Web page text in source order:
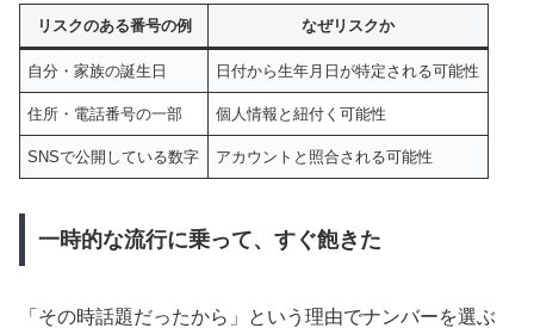
リスクのある番号の例 なぜリスクか
自分・家族の誕生日 日付から生年月日が特定される可能性
住所・電話番号の一部 個人情報と紐付く可能性
SNSで公開している数字 アカウントと照合される可能性
一時的な流行に乗って、すぐ飽きた
「その時話題だったから」という理由でナンバーを選ぶ